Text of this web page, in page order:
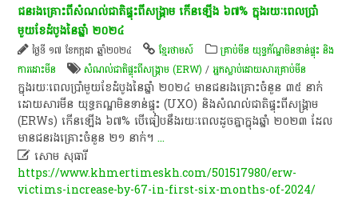
ជនរងគ្រោះពីសំណល់ជាតិផ្ទុះពីសង្គ្រាម កើនឡើង ៦៧% ក្នុងរយៈពេលប្រាំ
មួយខែដំបូងនៃឆ្នាំ ២០២៤
ថ្ងៃទី ១៧ ខែកក្កដា ឆ្នាំ២០២៤ ខ្មែរថាមស៍
គ្រាប់មីន យុទ្ធភ័ណ្ឌមិនទាន់ផ្ទុះ និង
ការដោះមីន
សំណល់ជាតិផ្ទុះពីសង្គ្រាម (ERW) /អ្នកស្លាប់ដោយសារគ្រាប់មីន
ក្នុងរយៈពេលប្រាំមួយខែដំបូងនៃឆ្នាំ ២០២៤ មានជនរងគ្រោះចំនួន ៣៥ នាក់
ដោយសារមីន យុទ្ធភណ្ឌមិនទាន់ផ្ទុះ (UXO) និងសំណល់ជាតិផ្ទុះពីសង្គ្រាម
(ERWs) កើនឡើង ៦៧% បើធៀបនឹងរយៈពេលដូចគ្នាក្នុងឆ្នាំ ២០២៣ ដែល
មានជនរងគ្រោះចំនួន ២១ នាក់។...
 សោម​ សុធារី
https://www.khmertimeskh.com/501517980/erw-
victims-increase-by-67-in-first-six-months-of-2024/